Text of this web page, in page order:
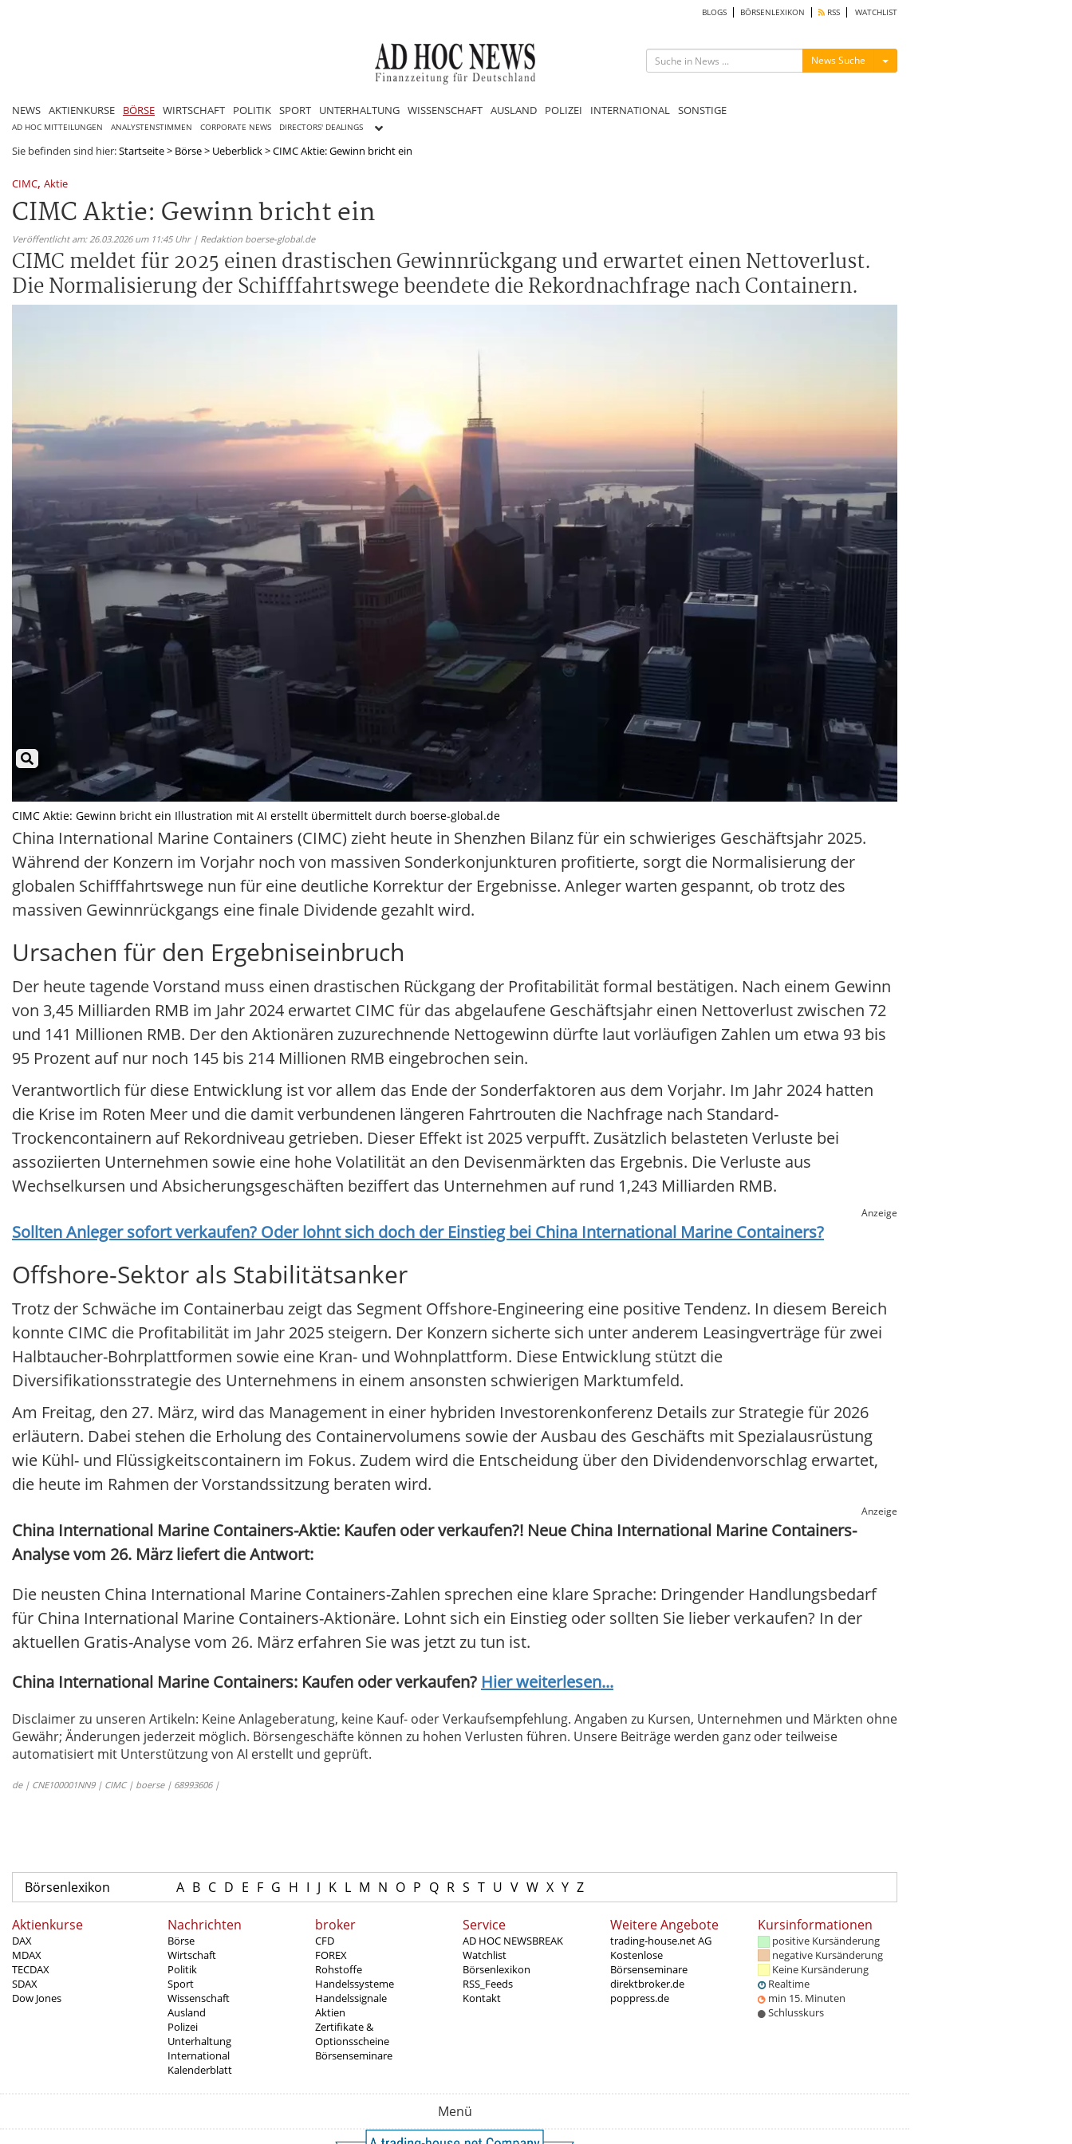
BLOGS BÖRSENLEXIKON RSS WATCHLIST
News Suche Menü ein-/ausblenden
NEWS AKTIENKURSE BÖRSE WIRTSCHAFT POLITIK SPORT UNTERHALTUNG WISSENSCHAFT AUSLAND POLIZEI INTERNATIONAL SONSTIGE
AD HOC MITTEILUNGEN ANALYSTENSTIMMEN CORPORATE NEWS DIRECTORS' DEALINGS
Sie befinden sind hier:Startseite> Börse> Ueberblick>CIMC Aktie: Gewinn bricht ein
CIMC, Aktie
CIMC Aktie: Gewinn bricht ein
Veröffentlicht am: 26.03.2026 um 11:45 Uhr | Redaktion boerse-global.de
CIMC meldet für 2025 einen drastischen Gewinnrückgang und erwartet einen Nettoverlust.
Die Normalisierung der Schifffahrtswege beendete die Rekordnachfrage nach Containern.
CIMC Aktie: Gewinn bricht ein Illustration mit AI erstellt übermittelt durch boerse-global.de
China International Marine Containers (CIMC) zieht heute in Shenzhen Bilanz für ein schwieriges Geschäftsjahr 2025.
Während der Konzern im Vorjahr noch von massiven Sonderkonjunkturen profitierte, sorgt die Normalisierung der
globalen Schifffahrtswege nun für eine deutliche Korrektur der Ergebnisse. Anleger warten gespannt, ob trotz des
massiven Gewinnrückgangs eine finale Dividende gezahlt wird.
Ursachen für den Ergebniseinbruch
Der heute tagende Vorstand muss einen drastischen Rückgang der Profitabilität formal bestätigen. Nach einem Gewinn
von 3,45 Milliarden RMB im Jahr 2024 erwartet CIMC für das abgelaufene Geschäftsjahr einen Nettoverlust zwischen 72
und 141 Millionen RMB. Der den Aktionären zuzurechnende Nettogewinn dürfte laut vorläufigen Zahlen um etwa 93 bis
95 Prozent auf nur noch 145 bis 214 Millionen RMB eingebrochen sein.
Verantwortlich für diese Entwicklung ist vor allem das Ende der Sonderfaktoren aus dem Vorjahr. Im Jahr 2024 hatten
die Krise im Roten Meer und die damit verbundenen längeren Fahrtrouten die Nachfrage nach Standard-
Trockencontainern auf Rekordniveau getrieben. Dieser Effekt ist 2025 verpufft. Zusätzlich belasteten Verluste bei
assoziierten Unternehmen sowie eine hohe Volatilität an den Devisenmärkten das Ergebnis. Die Verluste aus
Wechselkursen und Absicherungsgeschäften beziffert das Unternehmen auf rund 1,243 Milliarden RMB.
Anzeige
Sollten Anleger sofort verkaufen? Oder lohnt sich doch der Einstieg bei China International Marine Containers?
Offshore-Sektor als Stabilitätsanker
Trotz der Schwäche im Containerbau zeigt das Segment Offshore-Engineering eine positive Tendenz. In diesem Bereich
konnte CIMC die Profitabilität im Jahr 2025 steigern. Der Konzern sicherte sich unter anderem Leasingverträge für zwei
Halbtaucher-Bohrplattformen sowie eine Kran- und Wohnplattform. Diese Entwicklung stützt die
Diversifikationsstrategie des Unternehmens in einem ansonsten schwierigen Marktumfeld.
Am Freitag, den 27. März, wird das Management in einer hybriden Investorenkonferenz Details zur Strategie für 2026
erläutern. Dabei stehen die Erholung des Containervolumens sowie der Ausbau des Geschäfts mit Spezialausrüstung
wie Kühl- und Flüssigkeitscontainern im Fokus. Zudem wird die Entscheidung über den Dividendenvorschlag erwartet,
die heute im Rahmen der Vorstandssitzung beraten wird.
Anzeige
China International Marine Containers-Aktie: Kaufen oder verkaufen?! Neue China International Marine Containers-
Analyse vom 26. März liefert die Antwort:
Die neusten China International Marine Containers-Zahlen sprechen eine klare Sprache: Dringender Handlungsbedarf
für China International Marine Containers-Aktionäre. Lohnt sich ein Einstieg oder sollten Sie lieber verkaufen? In der
aktuellen Gratis-Analyse vom 26. März erfahren Sie was jetzt zu tun ist.
China International Marine Containers: Kaufen oder verkaufen? Hier weiterlesen...
Disclaimer zu unseren Artikeln: Keine Anlageberatung, keine Kauf- oder Verkaufsempfehlung. Angaben zu Kursen, Unternehmen und Märkten ohne
Gewähr; Änderungen jederzeit möglich. Börsengeschäfte können zu hohen Verlusten führen. Unsere Beiträge werden ganz oder teilweise
automatisiert mit Unterstützung von AI erstellt und geprüft.
de | CNE100001NN9 | CIMC | boerse | 68993606 |
Börsenlexikon A B C D E F G H I J K L M N O P Q R S T U V W X Y Z
Aktienkurse
DAX
MDAX
TECDAX
SDAX
Dow Jones
Nachrichten
Börse
Wirtschaft
Politik
Sport
Wissenschaft
Ausland
Polizei
Unterhaltung
International
Kalenderblatt
broker
CFD
FOREX
Rohstoffe
Handelssysteme
Handelssignale
Aktien
Zertifikate &
Optionsscheine
Börsenseminare
Service
AD HOC NEWSBREAK
Watchlist
Börsenlexikon
RSS_Feeds
Kontakt
Weitere Angebote
trading-house.net AG
Kostenlose
Börsenseminare
direktbroker.de
poppress.de
Kursinformationen
positive Kursänderung
negative Kursänderung
Keine Kursänderung
Realtime
min 15. Minuten
Schlusskurs
Menü